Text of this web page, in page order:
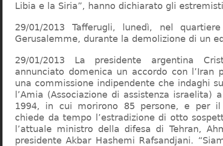
Libia e la Siria”, hanno dichiarato gli
29/01/2013 Tafferugli, lunedì, nel
Gerusalemme, durante la demolizione di un
29/01/2013 La presidente argentina
annunciato domenica un accordo con l’Iran
una commissione indipendente che indaghi
l’Amia (Associazione di assistenza israelita)
1994, in cui morirono 85 persone, e per il
chiede da tempo l’estradizione di otto
l’attuale ministro della difesa di Tehran,
presidente Akbar Hashemi Rafsandjani.